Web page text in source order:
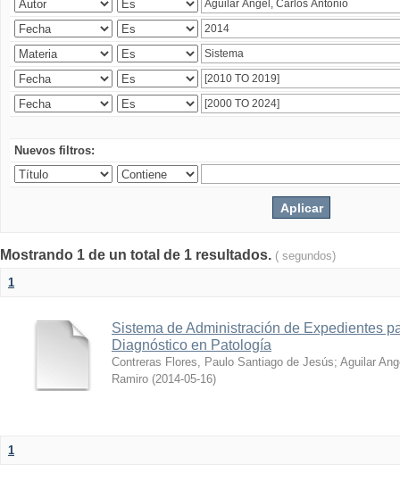
Nuevos filtros:
Mostrando 1 de un total de 1 resultados. ( segundos)
1
Sistema de Administración de Expedientes
Diagnóstico en Patología
Contreras Flores, Paulo Santiago de Jesús; Aguilar
Ramiro (2014-05-16)
1